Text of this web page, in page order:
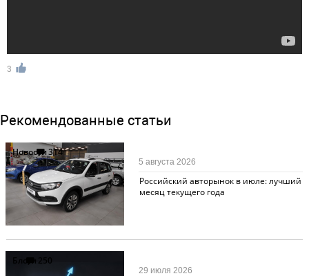
3
Рекомендованные статьи
Новости314
Российский авторынок в июле: лучший
месяц текущего года
5 августа 2026
Блоги 250
29 июля 2026